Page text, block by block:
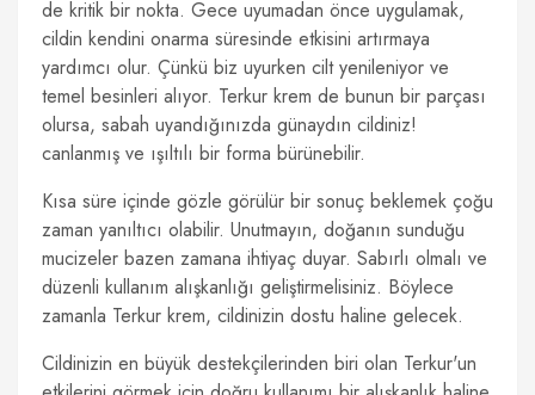
de kritik bir nokta. Gece uyumadan önce uygulamak,
cildin kendini onarma süresinde etkisini artırmaya
yardımcı olur. Çünkü biz uyurken cilt yenileniyor ve
temel besinleri alıyor. Terkur krem de bunun bir parçası
olursa, sabah uyandığınızda günaydın cildiniz!
canlanmış ve ışıltılı bir forma bürünebilir.
Kısa süre içinde gözle görülür bir sonuç beklemek çoğu
zaman yanıltıcı olabilir. Unutmayın, doğanın sunduğu
mucizeler bazen zamana ihtiyaç duyar. Sabırlı olmalı ve
düzenli kullanım alışkanlığı geliştirmelisiniz. Böylece
zamanla Terkur krem, cildinizin dostu haline gelecek.
Cildinizin en büyük destekçilerinden biri olan Terkur'un